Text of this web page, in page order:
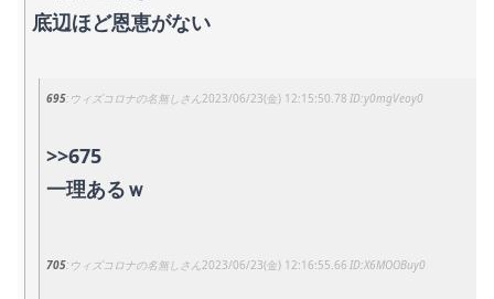
底辺ほど恩恵がない
695 ウィズコロナの名無しさん 2023/06/23(金) 12:15:50.78 y0mgVeoy0
>>675
一理あるｗ
705 ウィズコロナの名無しさん 2023/06/23(金) 12:16:55.66 X6MOOBuy0